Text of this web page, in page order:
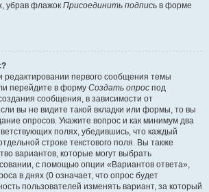
убрав флажок Присоединить подпись в форме
редактировании первого сообщения темы
перейдите в форму Создать опрос под
сообщения, в зависимости от
вы не видите такой вкладки или формы, то вы
опросов. Укажите вопрос и как минимум два
полях, убедившись, что каждый
строке текстового поля. Вы также
вариантов, которые могут выбрать
с помощью опции «Вариантов ответа»,
в днях (0 означает, что опрос будет
пользователей изменять вариант, за который